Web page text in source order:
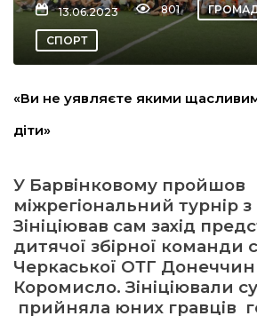
13.06.2023 801
СПОРТ
«Ви не уявляєте якими
діти»
У Барвінковому пройшов
міжрегіональний турнір
Зініціював сам захід
дитячої збірної команди
Черкаської ОТГ
Коромисло. Зініціювали
прийняла юних гравців